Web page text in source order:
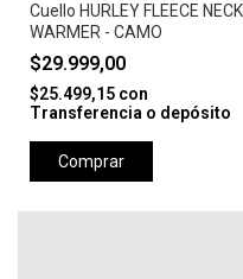
Cuello HURLEY FLEECE NECK
WARMER - CAMO
$29.999,00
$25.499,15 con
Transferencia o depósito
Comprar